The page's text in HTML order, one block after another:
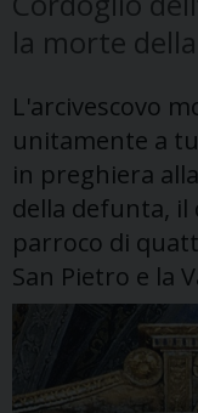
la morte
L'arcivescovo
unitamente a
in preghiera
della defunta, il
parroco di
San Pietro e la